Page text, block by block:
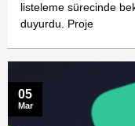
listeleme sürecinde
duyurdu. Proje
05
Mar